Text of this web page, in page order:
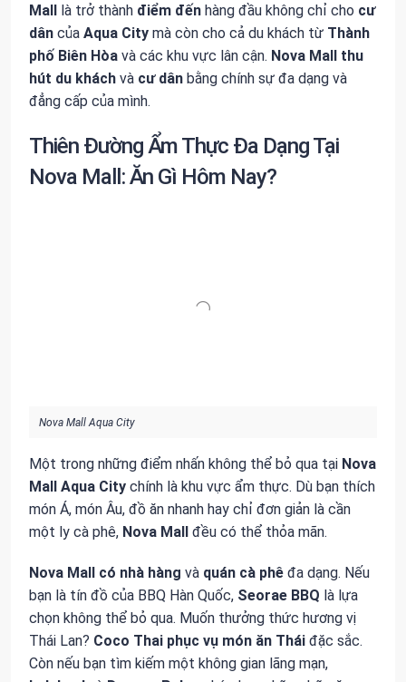
Mall là trở thành điểm đến hàng đầu không chỉ cho cư
dân của Aqua City mà còn cho cả du khách từ Thành
phố Biên Hòa và các khu vực lân cận. Nova Mall thu
hút du khách và cư dân bằng chính sự đa dạng và
đẳng cấp của mình.
Thiên Đường Ẩm Thực Đa Dạng Tại
Nova Mall: Ăn Gì Hôm Nay?
Nova Mall Aqua City
Một trong những điểm nhấn không thể bỏ qua tại Nova
Mall Aqua City chính là khu vực ẩm thực. Dù bạn thích
món Á, món Âu, đồ ăn nhanh hay chỉ đơn giản là cần
một ly cà phê, Nova Mall đều có thể thỏa mãn.
Nova Mall có nhà hàng và quán cà phê đa dạng. Nếu
bạn là tín đồ của BBQ Hàn Quốc, Seorae BBQ là lựa
chọn không thể bỏ qua. Muốn thưởng thức hương vị
Thái Lan? Coco Thai phục vụ món ăn Thái đặc sắc.
Còn nếu bạn tìm kiếm một không gian lãng mạn,